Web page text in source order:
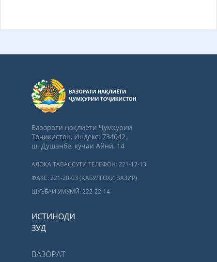
Вазорати нақлиёти Ҷумҳурии
Тоҷикистон, Индекс: 734042,
ш. Душанбе, кӯчаи Айнӣ, 14
АЛОҚА ТАВАССУТИ ТЕЛЕФОН: 221-17-13
ФАКС: 221-20-03 (ҚАБУЛГОҲИ ВАЗИР)
ШУЪБАИ УМУМӢ: 222-22-14
ИСТИНОДИ
ЗУД
ВАЗОРАТ